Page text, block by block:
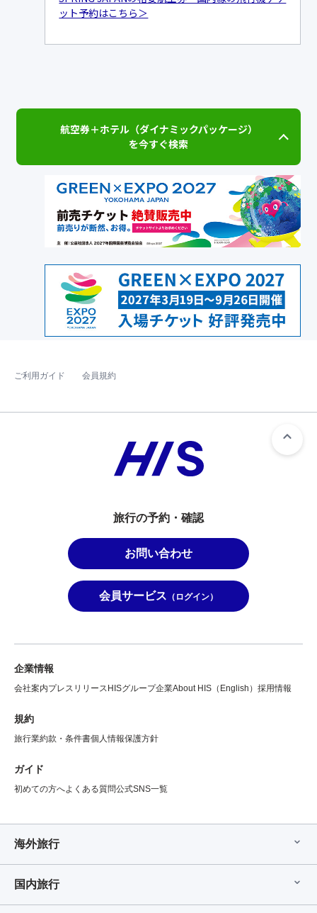
ット予約はこちら＞
航空券＋ホテル（ダイナミックパッケージ）
を今すぐ検索
ご利用ガイド 会員規約
旅行の予約・確認
お問い合わせ
会員サービス （ログイン）
企業情報
会社案内プレスリリースHISグループ企業About HIS（English） 採用情報
規約
旅行業約款・条件書個人情報保護方針
ガイド
初めての方へよくある質問公式SNS一覧
海外旅行
国内旅行